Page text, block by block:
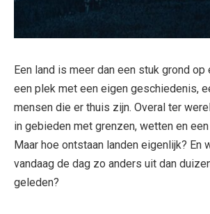
Een land is meer dan een stuk grond op
een plek met een eigen geschiedenis,
mensen die er thuis zijn. Overal ter
in gebieden met grenzen, wetten en
Maar hoe ontstaan landen eigenlijk? En
vandaag de dag zo anders uit dan
geleden?